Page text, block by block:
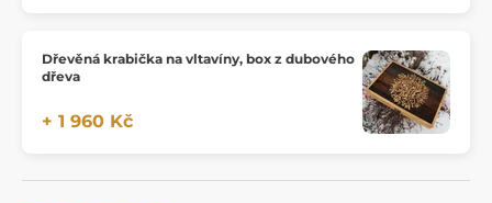
Dřevěná krabička na vltavíny, box z dubového
dřeva
+ 1 960 Kč